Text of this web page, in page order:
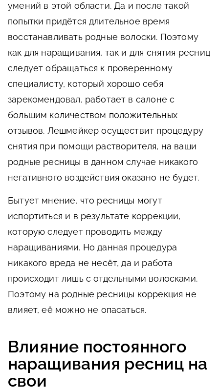
умений в этой области. Да и после такой
попытки придётся длительное время
восстанавливать родные волоски. Поэтому
как для наращивания, так и для снятия ресниц
следует обращаться к проверенному
специалисту, который хорошо себя
зарекомендовал, работает в салоне с
большим количеством положительных
отзывов. Лешмейкер осуществит процедуру
снятия при помощи растворителя, на ваши
родные ресницы в данном случае никакого
негативного воздействия оказано не будет.
Бытует мнение, что ресницы могут
испортиться и в результате коррекции,
которую следует проводить между
наращиваниями. Но данная процедура
никакого вреда не несёт, да и работа
происходит лишь с отдельными волосками.
Поэтому на родные ресницы коррекция не
влияет, её можно не опасаться.
Влияние постоянного
наращивания ресниц на
свои